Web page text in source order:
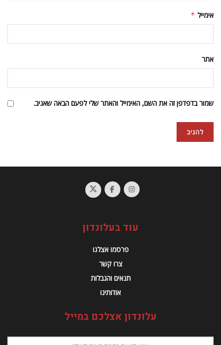
אימייל *
אתר
שמור בדפדפן זה את השם, האימייל והאתר שלי לפעם הבאה שאגיב.
עוד בעלונדון
פרסמו אצלנו
צרו קשר
תנאים והגבלות
אודותינו
עלונדון אצלכם במייל